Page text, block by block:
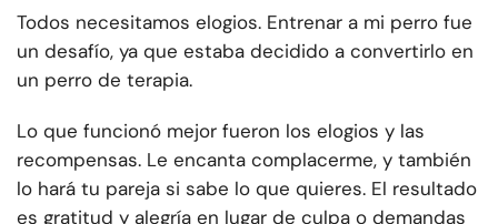
Todos necesitamos elogios. Entrenar a mi perro fue
un desafío, ya que estaba decidido a convertirlo en
un perro de terapia.
Lo que funcionó mejor fueron los elogios y las
recompensas. Le encanta complacerme, y también
lo hará tu pareja si sabe lo que quieres. El resultado
es gratitud y alegría en lugar de culpa o demandas